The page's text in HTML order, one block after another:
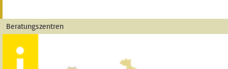
Beratungszentren